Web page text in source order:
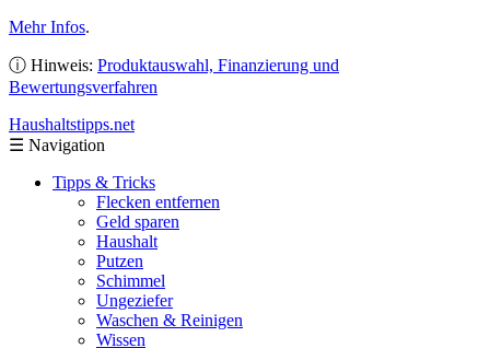
Mehr Infos.
ⓘ Hinweis: Produktauswahl, Finanzierung und
Bewertungsverfahren
Haushaltstipps.net
☰ Navigation
Tipps & Tricks
Flecken entfernen
Geld sparen
Haushalt
Putzen
Schimmel
Ungeziefer
Waschen & Reinigen
Wissen